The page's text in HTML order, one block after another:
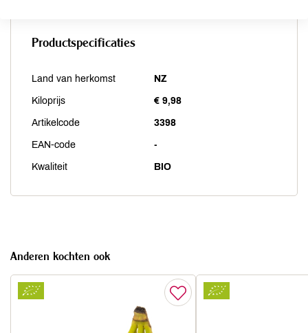
Productspecificaties
Land van herkomst NZ
Kiloprijs € 9,98
Artikelcode 3398
EAN-code -
Kwaliteit BIO
Anderen kochten ook